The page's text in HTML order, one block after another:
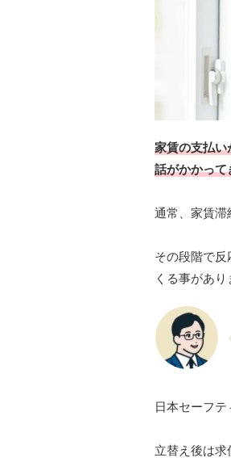
家賃の支払
話がかかっ
通常、家賃滞
その段階で反
くる事があり
日本セーフ
立替え後は求